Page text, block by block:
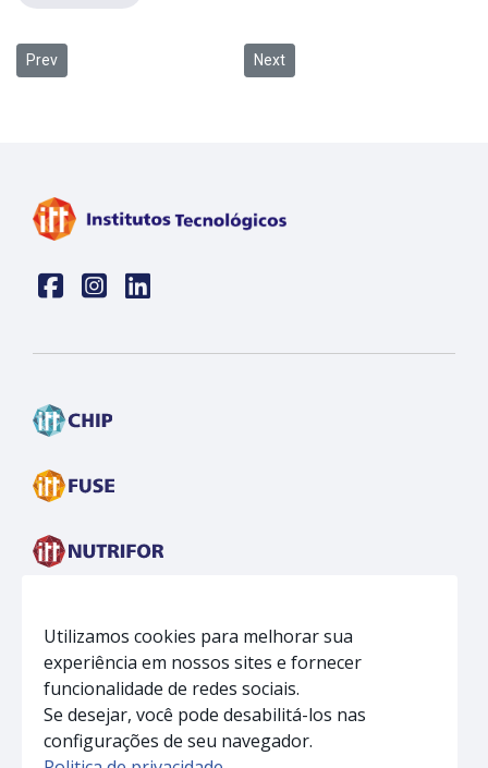
Previous article: Unisinos sedia VIII WINDEC
Prev Next article: Concrete Show
Next
Utilizamos cookies para melhorar sua
experiência em nossos sites e fornecer
funcionalidade de redes sociais.
Se desejar, você pode desabilitá-los nas
configurações de seu navegador.